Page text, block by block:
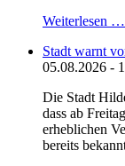
Weiterlesen …
Stadt warnt
05.08.2026 -
Die Stadt
dass ab
erheblichen
bereits